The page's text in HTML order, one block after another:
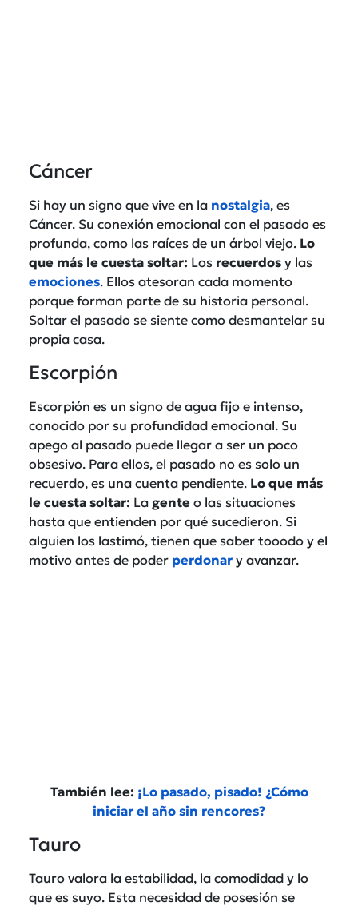
Cáncer
Si hay un signo que vive en la nostalgia, es
Cáncer. Su conexión emocional con el pasado es
profunda, como las raíces de un árbol viejo. Lo
que más le cuesta soltar: Los recuerdos y las
emociones. Ellos atesoran cada momento
porque forman parte de su historia personal.
Soltar el pasado se siente como desmantelar su
propia casa.
Escorpión
Escorpión es un signo de agua fijo e intenso,
conocido por su profundidad emocional. Su
apego al pasado puede llegar a ser un poco
obsesivo. Para ellos, el pasado no es solo un
recuerdo, es una cuenta pendiente. Lo que más
le cuesta soltar: La gente o las situaciones
hasta que entienden por qué sucedieron. Si
alguien los lastimó, tienen que saber tooodo y el
motivo antes de poder perdonar y avanzar.
También lee: ¡Lo pasado, pisado! ¿Cómo
iniciar el año sin rencores?
Tauro
Tauro valora la estabilidad, la comodidad y lo
que es suyo. Esta necesidad de posesión se